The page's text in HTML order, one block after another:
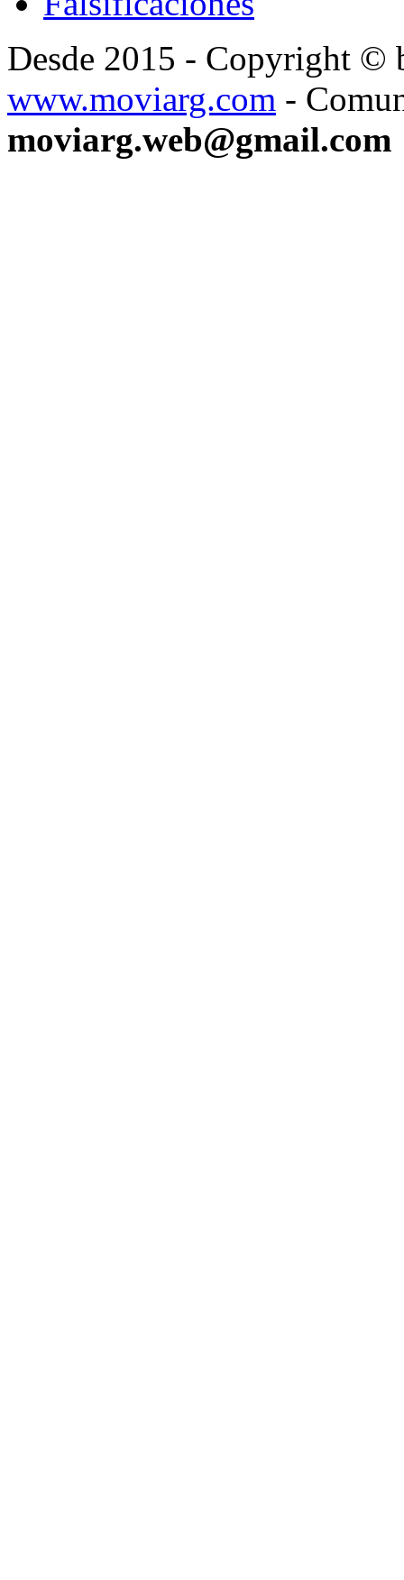
Desde 2015 - Copyright ©
www.moviarg.com -
moviarg.web@gmail.com